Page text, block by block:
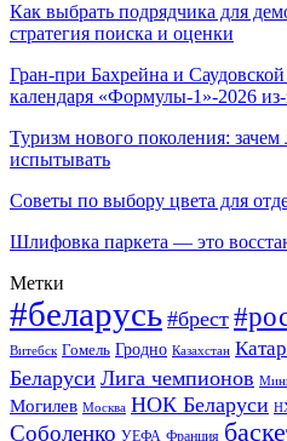
Как выбрать подрядчика для
стратегия поиска и оценки
Гран-при Бахрейна и
календаря «Формулы-1»-2026
Туризм нового поколения: зачем
испытывать
Советы по выбору цвета для
Шлифовка паркета — это
Метки
#беларусь #брест
Витебск Гомель Гродно Казахстан Катар
Беларуси Лига чемпионов
Могилев Москва НОК Беларуси
Соболенко УЕФА Франция